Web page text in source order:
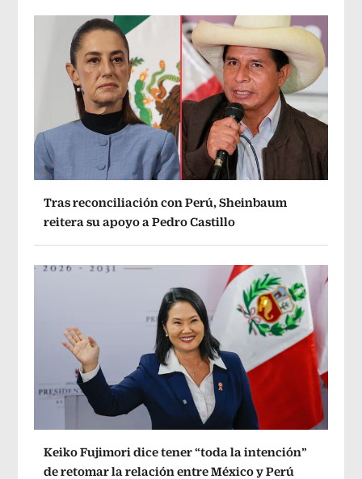
Tras reconciliación con Perú, Sheinbaum
reitera su apoyo a Pedro Castillo
Keiko Fujimori dice tener “toda la intención”
de retomar la relación entre México y Perú